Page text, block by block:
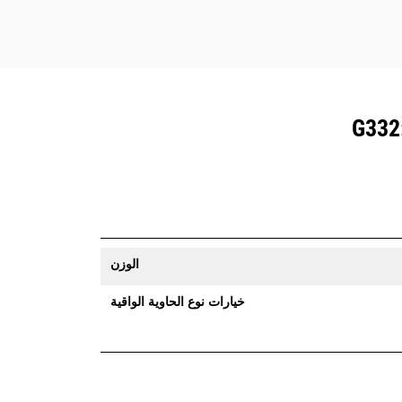
الوزن
خيارات نوع الحاوية الواقية